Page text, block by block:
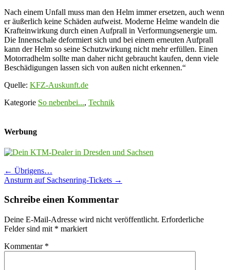
Nach einem Unfall muss man den Helm immer ersetzen, auch wenn
er äußerlich keine Schäden aufweist. Moderne Helme wandeln die
Krafteinwirkung durch einen Aufprall in Verformungsenergie um.
Die Innenschale deformiert sich und bei einem erneuten Aufprall
kann der Helm so seine Schutzwirkung nicht mehr erfüllen. Einen
Motorradhelm sollte man daher nicht gebraucht kaufen, denn viele
Beschädigungen lassen sich von außen nicht erkennen.“
Quelle: KFZ-Auskunft.de
Kategorie So nebenbei..., Technik
Werbung
Post
navigation
← Übrigens…
Ansturm auf Sachsenring-Tickets →
Schreibe einen Kommentar
Deine E-Mail-Adresse wird nicht veröffentlicht. Erforderliche
Felder sind mit * markiert
Kommentar *